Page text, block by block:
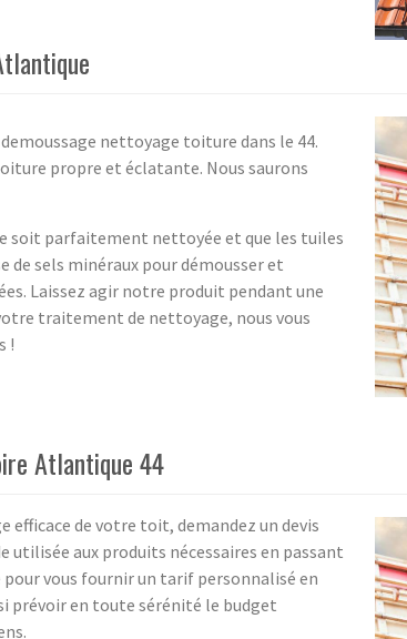
nettoyage toiture dans le 44.
propre et éclatante. Nous saurons
soit parfaitement nettoyée et que les tuiles
de sels minéraux pour démousser et
Laissez agir notre produit pendant une
traitement de nettoyage, nous vous
!
Atlantique 44
de votre toit, demandez un devis
utilisée aux produits nécessaires en passant
vous fournir un tarif personnalisé en
prévoir en toute sérénité le budget